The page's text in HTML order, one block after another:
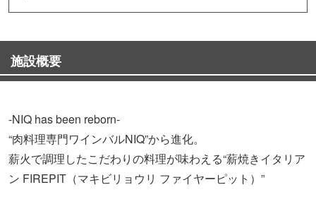
施設概要
-NIQ has been reborn-
“肉料理専門ワインバルNIQ”から進化。
薪火で調理したこだわりの料理が味わえる“薪焼きイタリア
ン FIREPIT（マキビリョウリ ファイヤーピット）”